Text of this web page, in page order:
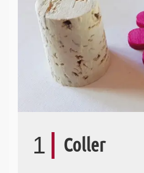
1 Coller